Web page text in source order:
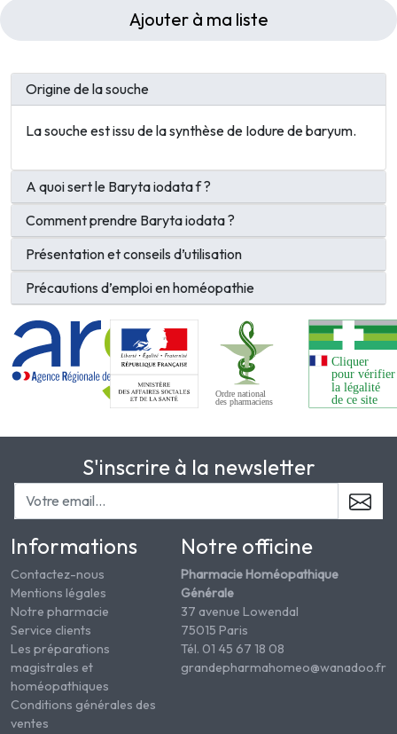
Ajouter à ma liste
Origine de la souche
La souche est issu de la synthèse de Iodure de baryum.
A quoi sert le Baryta iodata f ?
Comment prendre Baryta iodata ?
Présentation et conseils d’utilisation
Précautions d’emploi en homéopathie
S'inscrire à la newsletter
Informations
Contactez-nous
Mentions légales
Notre pharmacie
Service clients
Les préparations
magistrales et
homéopathiques
Conditions générales des
ventes
Notre officine
Pharmacie Homéopathique
Générale
37 avenue Lowendal
75015 Paris
Tél. 01 45 67 18 08
grandepharmahomeo@wanadoo.fr